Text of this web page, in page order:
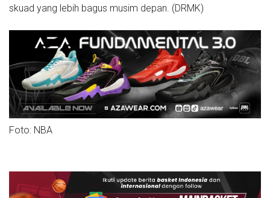
skuad yang lebih bagus musim depan. (DRMK)
Foto: NBA